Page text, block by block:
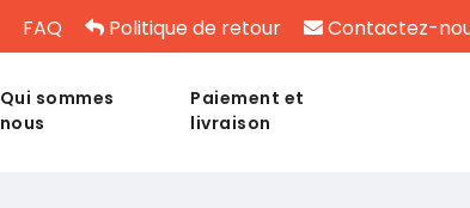
FAQ Politique de retour Contactez-
Qui sommes
nous
Paiement et
livraison